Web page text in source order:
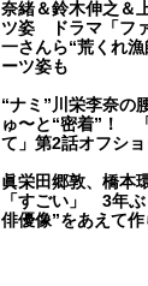
奈緒＆鈴木伸之＆
ツ姿 ドラマ「フ
一さんら“荒くれ
ーツ姿も
“ナミ”川栄李奈の
ゅ〜と“密着”！
て」第2話オフショ
眞栄田郷敦、橋本
「すごい」 3年
俳優像”をあえて